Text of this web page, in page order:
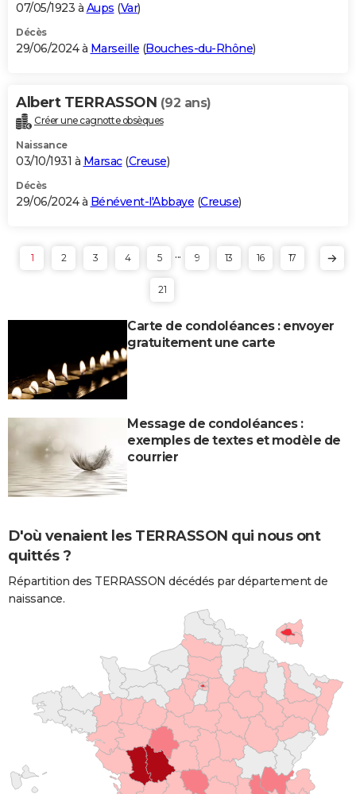
07/05/1923 à Aups (Var)
Décès
29/06/2024 à Marseille (Bouches-du-Rhône)
Albert TERRASSON (92 ans)
Créer une cagnotte obsèques
Naissance
03/10/1931 à Marsac(Creuse)
Décès
29/06/2024 à Bénévent-l'Abbaye (Creuse)
1 2 3 4 5 ... 9 13 16 17
21
Carte de condoléances : envoyer
gratuitement une carte
Message de condoléances :
exemples de textes et modèle de
courrier
D'où venaient les TERRASSON qui nous ont
quittés ?
Répartition des TERRASSON décédés par département de
naissance.